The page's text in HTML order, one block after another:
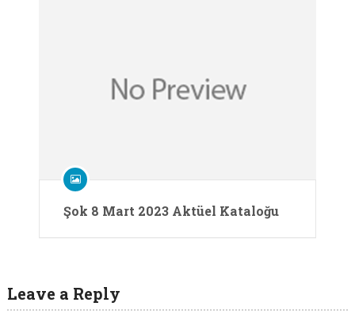
Şok 8 Mart 2023 Aktüel Kataloğu
Leave a Reply